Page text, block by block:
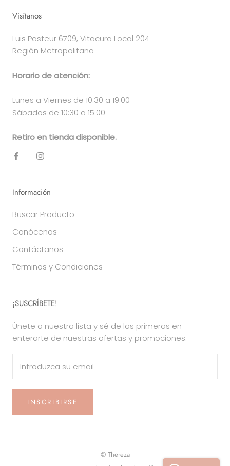
Visítanos
Luis Pasteur 6709, Vitacura Local 204
Región Metropolitana
Horario de atención:
Lunes a Viernes de 10:30 a 19:00
Sábados de 10:30 a 15:00
Retiro en tienda disponible.
Información
Buscar Producto
Conócenos
Contáctanos
Términos y Condiciones
¡SUSCRÍBETE!
Únete a nuestra lista y sé de las primeras en
enterarte de nuestras ofertas y promociones.
INSCRIBIRSE
© Thereza